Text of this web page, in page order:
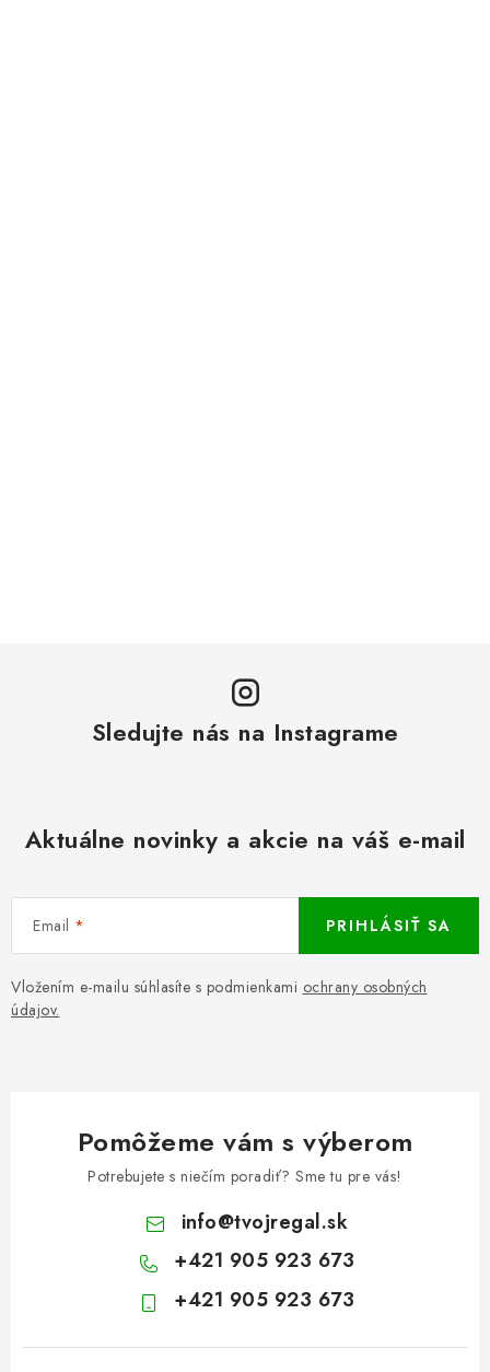
Sledujte nás na Instagrame
Aktuálne novinky a akcie na váš e-mail
Email
Vložením e-mailu súhlasíte s podmienkami ochrany osobných
údajov.
PRIHLÁSIŤ SA
Pomôžeme vám s výberom
Potrebujete s niečím poradiť? Sme tu pre vás!
info@tvojregal.sk
+421 905 923 673
+421 905 923 673